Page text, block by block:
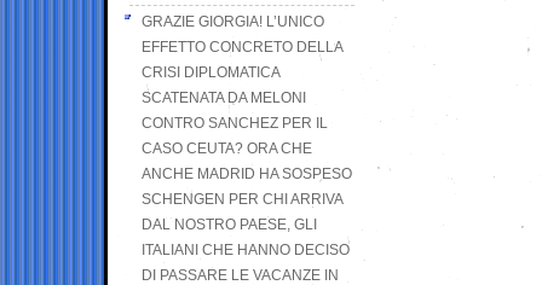
GRAZIE GIORGIA! L’UNICO
EFFETTO CONCRETO DELLA
CRISI DIPLOMATICA
SCATENATA DA MELONI
CONTRO SANCHEZ PER IL
CASO CEUTA? ORA CHE
ANCHE MADRID HA SOSPESO
SCHENGEN PER CHI ARRIVA
DAL NOSTRO PAESE, GLI
ITALIANI CHE HANNO DECISO
DI PASSARE LE VACANZE IN